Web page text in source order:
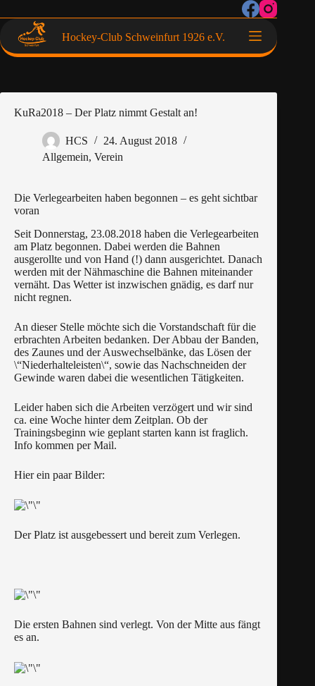
Hockey-Club Schweinfurt 1926 e.V.
KuRa2018 – Der Platz nimmt Gestalt an!
HCS
24. August 2018
Allgemein, Verein
Die Verlegearbeiten haben begonnen – es geht sichtbar
voran
Seit Donnerstag, 23.08.2018 haben die Verlegearbeiten
am Platz begonnen. Dabei werden die Bahnen
ausgerollte und von Hand (!) dann ausgerichtet. Danach
werden mit der Nähmaschine die Bahnen miteinander
vernäht. Das Wetter ist inzwischen gnädig, es darf nur
nicht regnen.
An dieser Stelle möchte sich die Vorstandschaft für die
erbrachten Arbeiten bedanken. Der Abbau der Banden,
des Zaunes und der Auswechselbänke, das Lösen der
\“Niederhalteleisten\“, sowie das Nachschneiden der
Gewinde waren dabei die wesentlichen Tätigkeiten.
Leider haben sich die Arbeiten verzögert und wir sind
ca. eine Woche hinter dem Zeitplan. Ob der
Trainingsbeginn wie geplant starten kann ist fraglich.
Info kommen per Mail.
Hier ein paar Bilder:
Der Platz ist ausgebessert und bereit zum Verlegen.
Die ersten Bahnen sind verlegt. Von der Mitte aus fängt
es an.